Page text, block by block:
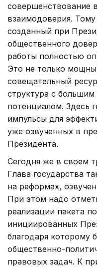
совершенствование
взаимодоверия.
созданный при
общественного
работы полностью
Это не только
совещательный
структура с
потенциалом. Здесь
импульсы для
уже озвученных в
Президента.
Сегодня же в своем
Глава государства
на реформах,
При этом надо
реализации пакета
инициированных
благодаря
общественно-
правовых задач. К